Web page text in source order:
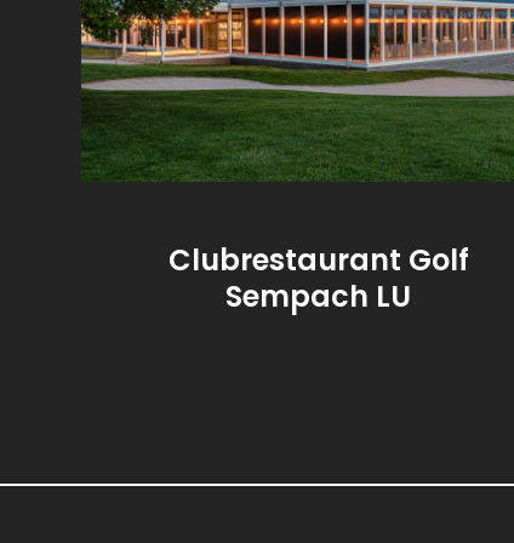
Clubrestaurant Golf
Sempach LU